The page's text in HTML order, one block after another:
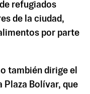
refugiados
de la ciudad,
por parte
también dirige el
Bolívar, que